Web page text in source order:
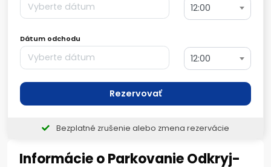
Informácie o Parkovanie Odkryj-
12:00
Dátum odchodu
12:00
Rezervovať
Bezplatné zrušenie alebo zmena rezervácie